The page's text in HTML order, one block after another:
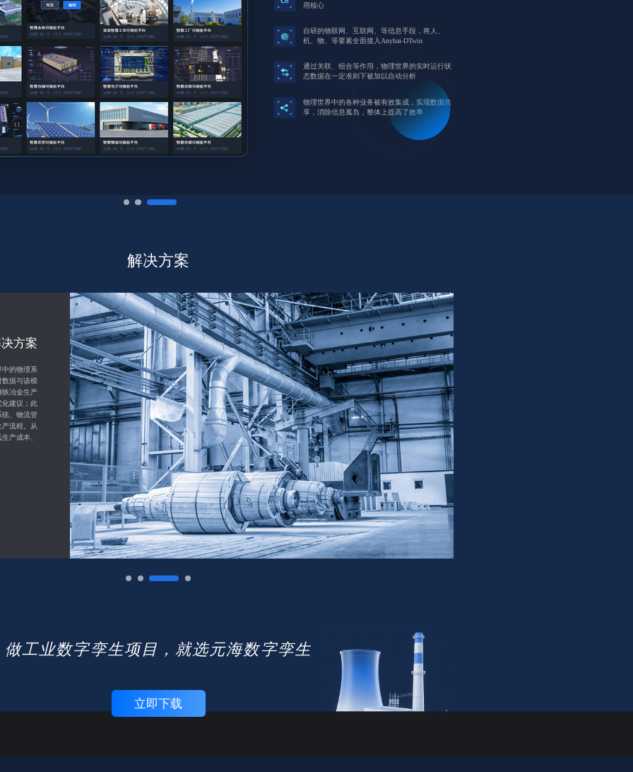
现了面向生产现场的工艺过程建模与仿真
在基于知识的工艺设计方面，实现了基于大数据
分析的工艺知识建模、决策与优化
工艺问题主动响应方面，由原先的被动响应向主
动应对转变，实现了工艺问题的自主决策
现场实时数据的问题预测、参数动态调整、过程
迭代优化和决策制定等
据库的连接映射相关技术要求。
规范服务与数据库之间的数据传输相关技术要
求，包括传输协议、传输实时性等
规范交互与集成相关技术要求，包括物理实体与
虚拟实体交互、物理实体与孪生数据交互等
规范连接测试相关技术要求，包括连接兼容性测
试、连接可靠性测试、连接时间敏感性等
用核心
自研的物联网、互联网、等信息手段，将人、
机、物、等要素全面接入Anyhai-DTwin
通过关联、组合等作用，物理世界的实时运行状
态数据在一定准则下被加以自动分析
物理世界中的各种业务被有效集成，实现数据共
享，消除信息孤岛，整体上提高了效率
解决方案
方案
源管理、水
实体系统与
合的水务系
，利用传感
技术手段，
利用、水
域的决策
方案
代数字技术
机视觉、无
析交通数
而实现对道
化建模、仿
测和管
机场等领
方案
中的物理系
数据与该模
铁冶金生产
化建议；此
统、物流管
流程。从
产成本、
方案
数字孪生技
能源行业提
营成本、提
过数字孪生
虚拟世界
台，实现
故障诊断
做工业数字孪生项目，就选元海数字孪生
立即下载